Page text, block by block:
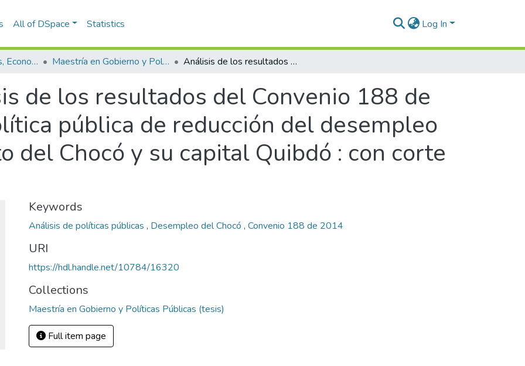
All of DSpace Statistics Log In
Escuela de Finanzas, Economía y Gobierno Maestría en Gobierno y Políticas Públicas (tesis) Análisis de los resultados del Convenio 188 de 2014 como una política pública de reducción del desempleo en el departamento del Chocó y su capital Quibdó : con corte al año 2018
de los resultados del Convenio 188 de
pública de reducción del desempleo
del Chocó y su capital Quibdó : con corte
Keywords
Análisis de políticas públicas , Desempleo del Chocó , Convenio 188 de 2014
URI
https://hdl.handle.net/10784/16320
Collections
Maestría en Gobierno y Políticas Públicas (tesis)
Full item page